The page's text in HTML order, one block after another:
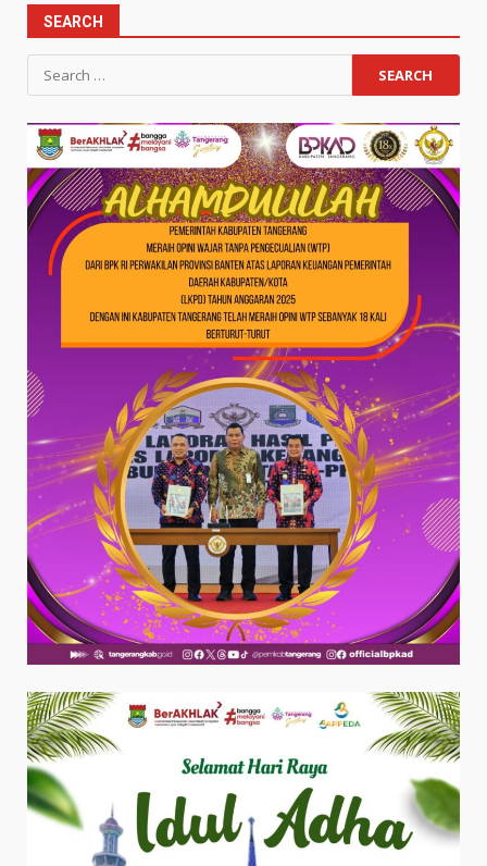
SEARCH
Search
for: